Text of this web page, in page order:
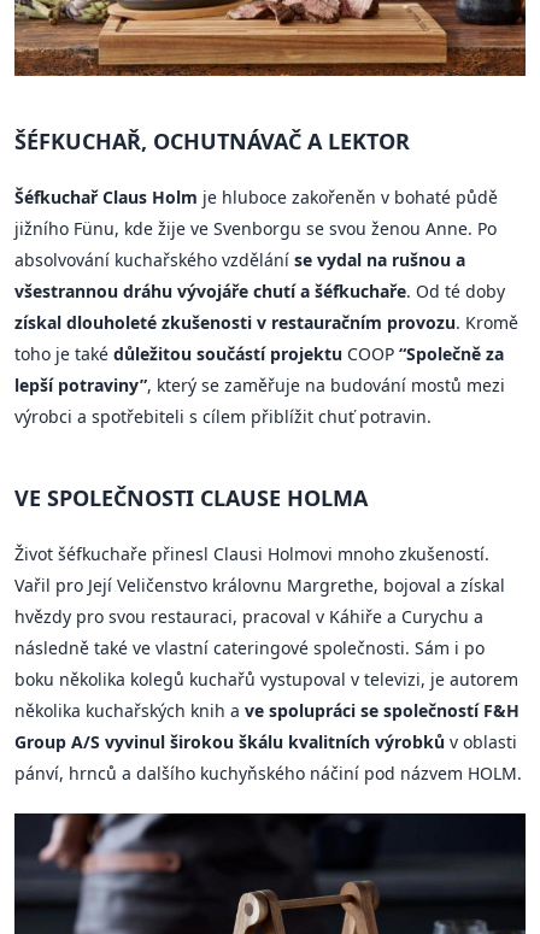
ŠÉFKUCHAŘ, OCHUTNÁVAČ A LEKTOR
Šéfkuchař Claus Holm je hluboce zakořeněn v bohaté půdě
jižního Fünu, kde žije ve Svenborgu se svou ženou Anne. Po
absolvování kuchařského vzdělání se vydal na rušnou a
všestrannou dráhu vývojáře chutí a šéfkuchaře. Od té doby
získal dlouholeté zkušenosti v restauračním provozu. Kromě
toho je také důležitou součástí projektu COOP “Společně za
lepší potraviny”, který se zaměřuje na budování mostů mezi
výrobci a spotřebiteli s cílem přiblížit chuť potravin.
VE SPOLEČNOSTI CLAUSE HOLMA
Život šéfkuchaře přinesl Clausi Holmovi mnoho zkušeností.
Vařil pro Její Veličenstvo královnu Margrethe, bojoval a získal
hvězdy pro svou restauraci, pracoval v Káhiře a Curychu a
následně také ve vlastní cateringové společnosti. Sám i po
boku několika kolegů kuchařů vystupoval v televizi, je autorem
několika kuchařských knih a ve spolupráci se společností F&H
Group A/S vyvinul širokou škálu kvalitních výrobků v oblasti
pánví, hrnců a dalšího kuchyňského náčiní pod názvem HOLM.